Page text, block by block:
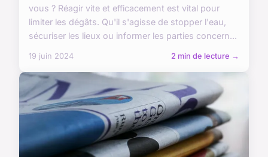
vous ? Réagir vite et efficacement est vital pour
limiter les dégâts. Qu'il s'agisse de stopper l'eau,
sécuriser les lieux ou informer les parties concern...
19 juin 2024 2 min de lecture →